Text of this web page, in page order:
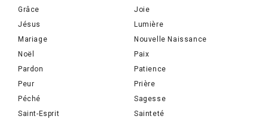
Grâce
Joie
Jésus
Lumière
Mariage
Nouvelle Naissance
Noël
Paix
Pardon
Patience
Peur
Prière
Péché
Sagesse
Saint-Esprit
Sainteté